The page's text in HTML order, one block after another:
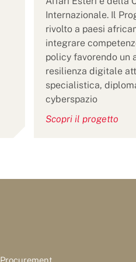
Internazionale. Il
rivolto a paesi
integrare
policy favorendo un
resilienza digitale
specialistica,
cyberspazio
Scopri il progetto
Procurement